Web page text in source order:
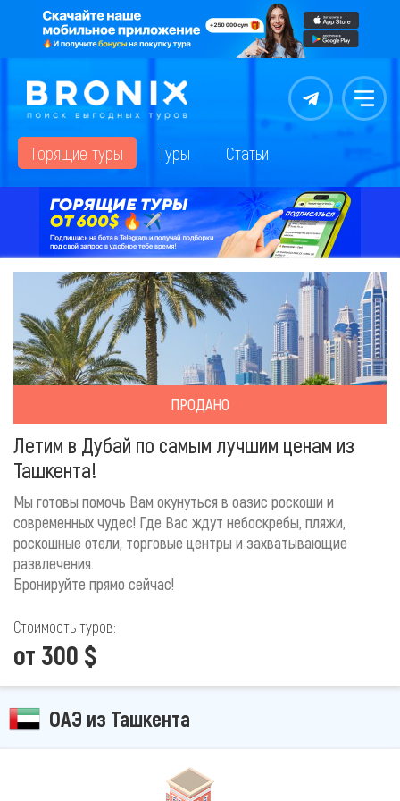
Контакты Меню
Горящие туры Туры Статьи
ПРОДАНО
Летим в Дубай по самым лучшим ценам из
Ташкента!
Мы готовы помочь Вам окунуться в оазис роскоши и
современных чудес! Где Вас ждут небоскребы, пляжи,
роскошные отели, торговые центры и захватывающие
развлечения.
Бронируйте прямо сейчас!
Стоимость туров:
от 300 $
ОАЭ из Ташкента